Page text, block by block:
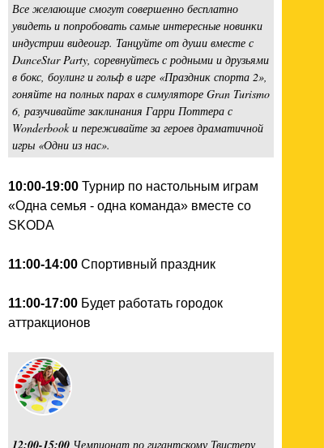
Все желающие смогут совершенно бесплатно
увидеть и попробовать самые интересные новинки
индустрии видеоигр. Танцуйте от души вместе с
DanceStar Party, соревнуйтесь с родными и друзьями
в бокс, боулинг и гольф в игре «Праздник спорта 2»,
гоняйте на полных парах в симуляторе Gran Turismo
6, разучивайте заклинания Гарри Поттера с
Wonderbook и переживайте за героев драматичной
игры «Одни из нас».
10:00-19:00 Турнир по настольным играм
«Одна семья - одна команда» вместе со
SKODA
11:00-14:00 Спортивный праздник
11:00-17:00 Будет работать городок
аттракционов
Чемпионат по гигантскому Твистеру